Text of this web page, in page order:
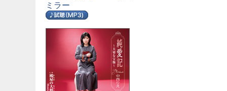
ミラー